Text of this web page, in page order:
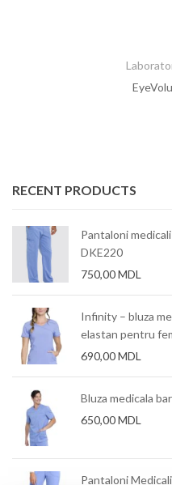
RECENT PRODUCTS
Pantaloni
DKE220
750,00MDL
Infinity – bluza
elastan pentru
690,00MDL
Bluza medicala
650,00MDL
Pantaloni